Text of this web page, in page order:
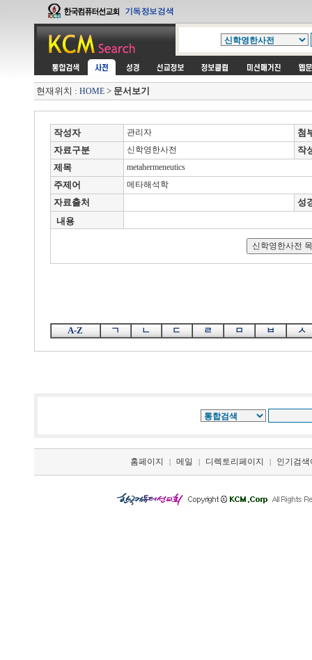
현재위치 : HOME > 문서보기
작성자 관리자
첨
자료구분
신학영한사전
작
제목
metahermeneutics
주제어 메타해석학
자료출처
성
내용
A-Z ㄱ ㄴ ㄷ ㄹ ㅁ ㅂ ㅅ
홈페이지 | 메일 | 디렉토리페이지 | 인기검색